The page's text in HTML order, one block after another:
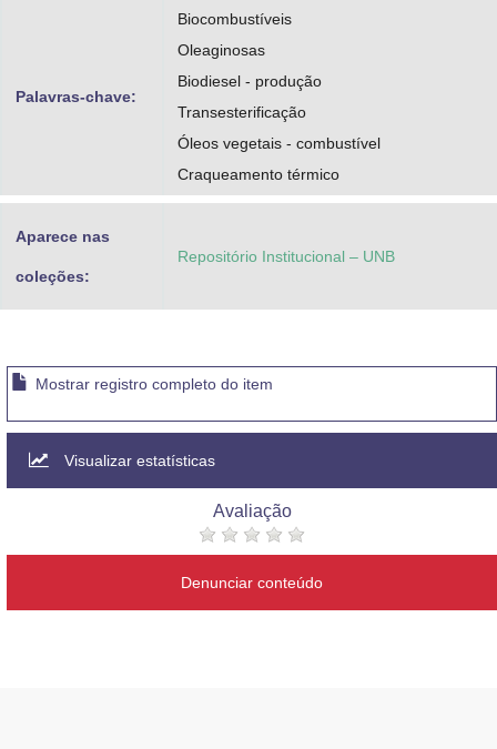
Palavras-chave:
Biocombustíveis
Oleaginosas
Biodiesel - produção
Transesterificação
Óleos vegetais - combustível
Craqueamento térmico
Aparece nas
coleções:
Repositório Institucional – UNB
Mostrar registro completo do item
Visualizar estatísticas
Avaliação
Denunciar conteúdo